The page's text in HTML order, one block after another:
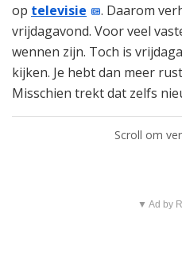
op televisie
. Daarom
vrijdagavond. Voor veel
wennen zijn. Toch is
kijken. Je hebt dan meer
Misschien trekt dat zelfs
Scroll om
▼ Ad by